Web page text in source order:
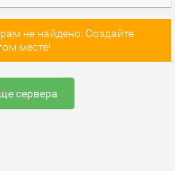
не найдено. Создайте
месте!
сервера